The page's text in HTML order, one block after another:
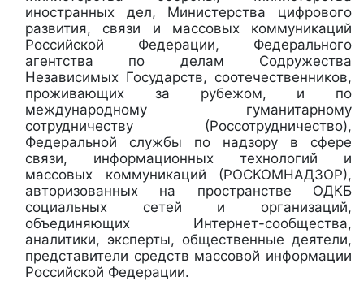
иностранных дел, Министерства цифрового
развития, связи и массовых коммуникаций
Российской Федерации, Федерального
агентства по делам Содружества
Независимых Государств, соотечественников,
проживающих за рубежом, и по
международному гуманитарному
сотрудничеству (Россотрудничество),
Федеральной службы по надзору в сфере
связи, информационных технологий и
массовых коммуникаций (РОСКОМНАДЗОР),
авторизованных на пространстве ОДКБ
социальных сетей и организаций,
объединяющих Интернет-сообщества,
аналитики, эксперты, общественные деятели,
представители средств массовой информации
Российской Федерации.